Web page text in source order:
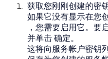
获取您刚刚创建的密
如果它没有显示在您
，您需要启用它。要
并单击确定。
这将向服务帐户密钥